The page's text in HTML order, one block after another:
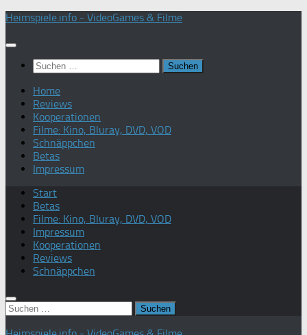
Zum
springen
Heimspiele.info - VideoGames & Filme
Suchen
nach:
Home
Reviews
Kooperationen
Filme: Kino, Bluray, DVD, VOD
Schnäppchen
Betas
Impressum
Start
Betas
Filme: Kino, Bluray, DVD, VOD
Impressum
Kooperationen
Reviews
Schnäppchen
Suchen
nach: